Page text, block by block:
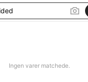
Ingen varer matchede.